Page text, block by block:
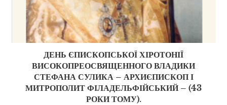
ДЕНЬ ЄПИСКОПСЬКОЇ ХІРОТОНІЇ
ВИСОКОПРЕОСВЯЩЕННОГО ВЛАДИКИ
СТЕФАНА СУЛИКА – АРХИЄПИСКОП І
МИТРОПОЛИТ ФІЛАДЕЛЬФІЙСЬКИЙ – (43
РОКИ ТОМУ).